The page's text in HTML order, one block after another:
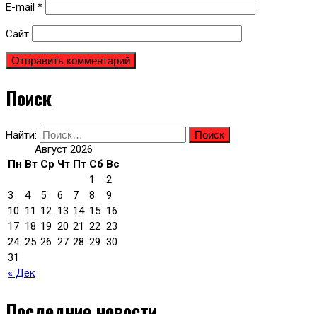
E-mail *
Сайт
Поиск
Найти:
Август 2026
Пн Вт Ср Чт Пт Сб Вс
« Дек
1
2
3
4 5 6 7 8
9
10 11 12 13 14 15 16
17 18 19 20 21 22 23
24 25 26 27 28 29 30
31